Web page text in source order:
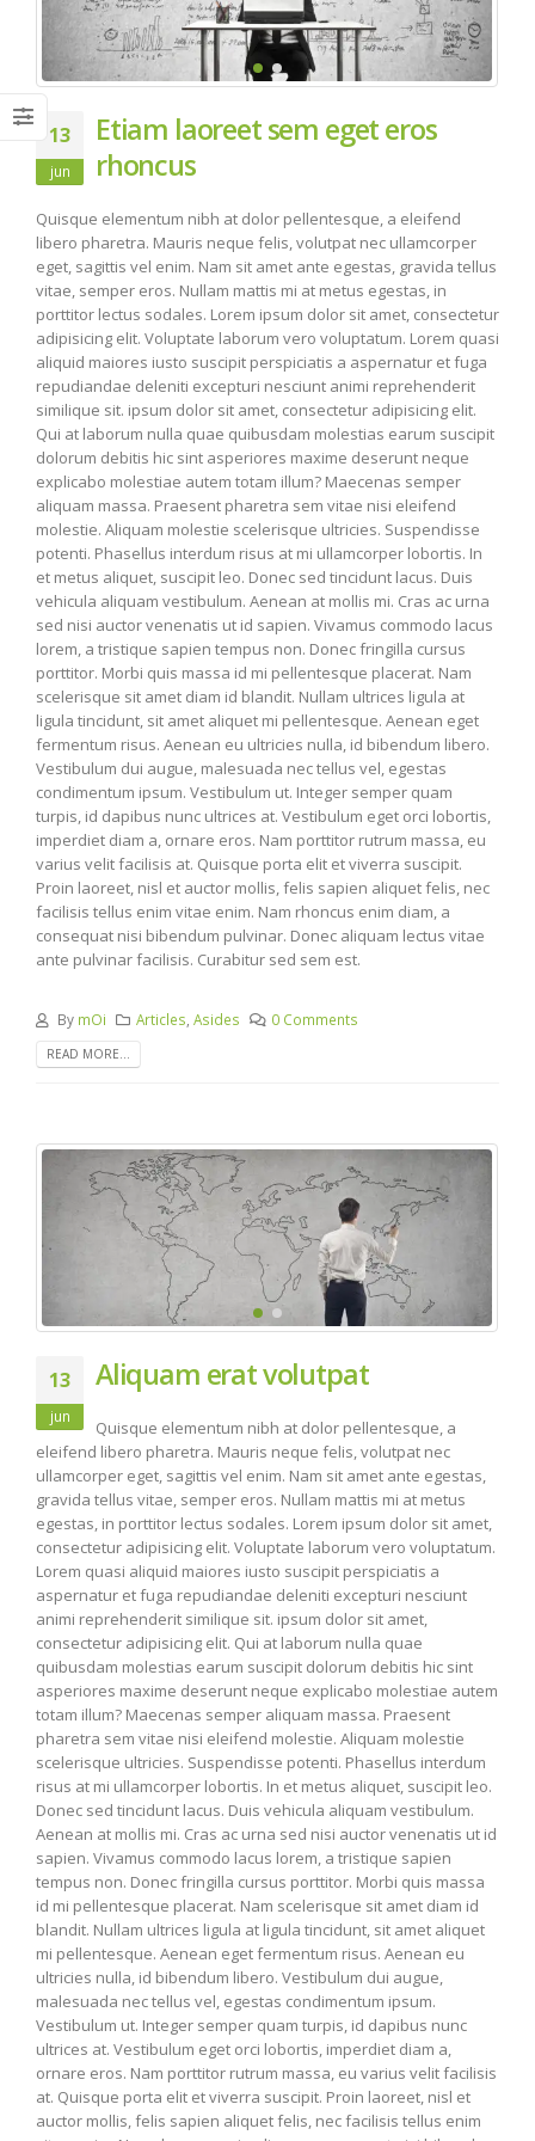
13
jun
Etiam laoreet sem eget eros
rhoncus
Quisque elementum nibh at dolor pellentesque, a eleifend
libero pharetra. Mauris neque felis, volutpat nec ullamcorper
eget, sagittis vel enim. Nam sit amet ante egestas, gravida tellus
vitae, semper eros. Nullam mattis mi at metus egestas, in
porttitor lectus sodales. Lorem ipsum dolor sit amet, consectetur
adipisicing elit. Voluptate laborum vero voluptatum. Lorem quasi
aliquid maiores iusto suscipit perspiciatis a aspernatur et fuga
repudiandae deleniti excepturi nesciunt animi reprehenderit
similique sit. ipsum dolor sit amet, consectetur adipisicing elit.
Qui at laborum nulla quae quibusdam molestias earum suscipit
dolorum debitis hic sint asperiores maxime deserunt neque
explicabo molestiae autem totam illum? Maecenas semper
aliquam massa. Praesent pharetra sem vitae nisi eleifend
molestie. Aliquam molestie scelerisque ultricies. Suspendisse
potenti. Phasellus interdum risus at mi ullamcorper lobortis. In
et metus aliquet, suscipit leo. Donec sed tincidunt lacus. Duis
vehicula aliquam vestibulum. Aenean at mollis mi. Cras ac urna
sed nisi auctor venenatis ut id sapien. Vivamus commodo lacus
lorem, a tristique sapien tempus non. Donec fringilla cursus
porttitor. Morbi quis massa id mi pellentesque placerat. Nam
scelerisque sit amet diam id blandit. Nullam ultrices ligula at
ligula tincidunt, sit amet aliquet mi pellentesque. Aenean eget
fermentum risus. Aenean eu ultricies nulla, id bibendum libero.
Vestibulum dui augue, malesuada nec tellus vel, egestas
condimentum ipsum. Vestibulum ut. Integer semper quam
turpis, id dapibus nunc ultrices at. Vestibulum eget orci lobortis,
imperdiet diam a, ornare eros. Nam porttitor rutrum massa, eu
varius velit facilisis at. Quisque porta elit et viverra suscipit.
Proin laoreet, nisl et auctor mollis, felis sapien aliquet felis, nec
facilisis tellus enim vitae enim. Nam rhoncus enim diam, a
consequat nisi bibendum pulvinar. Donec aliquam lectus vitae
ante pulvinar facilisis. Curabitur sed sem est.
By mOi Articles ,Asides 0 Comments
READ MORE...
13
jun
Aliquam erat volutpat
Quisque elementum nibh at dolor pellentesque, a
eleifend libero pharetra. Mauris neque felis, volutpat nec
ullamcorper eget, sagittis vel enim. Nam sit amet ante egestas,
gravida tellus vitae, semper eros. Nullam mattis mi at metus
egestas, in porttitor lectus sodales. Lorem ipsum dolor sit amet,
consectetur adipisicing elit. Voluptate laborum vero voluptatum.
Lorem quasi aliquid maiores iusto suscipit perspiciatis a
aspernatur et fuga repudiandae deleniti excepturi nesciunt
animi reprehenderit similique sit. ipsum dolor sit amet,
consectetur adipisicing elit. Qui at laborum nulla quae
quibusdam molestias earum suscipit dolorum debitis hic sint
asperiores maxime deserunt neque explicabo molestiae autem
totam illum? Maecenas semper aliquam massa. Praesent
pharetra sem vitae nisi eleifend molestie. Aliquam molestie
scelerisque ultricies. Suspendisse potenti. Phasellus interdum
risus at mi ullamcorper lobortis. In et metus aliquet, suscipit leo.
Donec sed tincidunt lacus. Duis vehicula aliquam vestibulum.
Aenean at mollis mi. Cras ac urna sed nisi auctor venenatis ut id
sapien. Vivamus commodo lacus lorem, a tristique sapien
tempus non. Donec fringilla cursus porttitor. Morbi quis massa
id mi pellentesque placerat. Nam scelerisque sit amet diam id
blandit. Nullam ultrices ligula at ligula tincidunt, sit amet aliquet
mi pellentesque. Aenean eget fermentum risus. Aenean eu
ultricies nulla, id bibendum libero. Vestibulum dui augue,
malesuada nec tellus vel, egestas condimentum ipsum.
Vestibulum ut. Integer semper quam turpis, id dapibus nunc
ultrices at. Vestibulum eget orci lobortis, imperdiet diam a,
ornare eros. Nam porttitor rutrum massa, eu varius velit facilisis
at. Quisque porta elit et viverra suscipit. Proin laoreet, nisl et
auctor mollis, felis sapien aliquet felis, nec facilisis tellus enim